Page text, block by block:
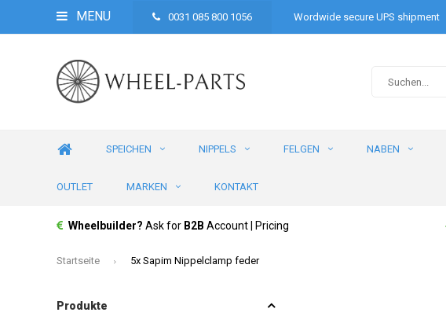
MENU 0031 085 800 1056 Wordwide secure UPS shipment
SPEICHEN NIPPELS FELGEN NABEN
OUTLET MARKEN KONTAKT
Wheelbuilder? Ask for B2B Account | Pricing
Startseite 5x Sapim Nippelclamp feder
Produkte